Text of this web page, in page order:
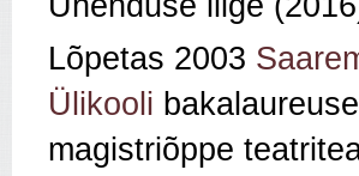
Lõpetas 2003
Ülikooli
magistriõppe